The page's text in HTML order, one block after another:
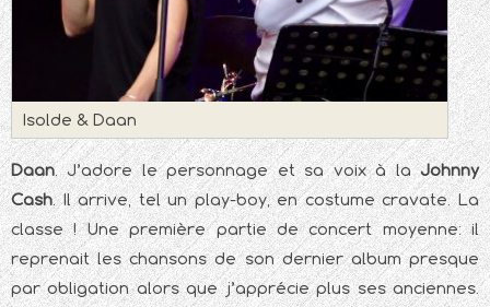
Isolde & Daan
Daan. J’adore le personnage et sa voix à laJohnny
Cash. Il arrive, tel un play-boy, en costume cravate. La
classe ! Une première partie de concert moyenne: il
reprenait les chansons de son dernier album presque
par obligation alors que j’apprécie plus ses anciennes.